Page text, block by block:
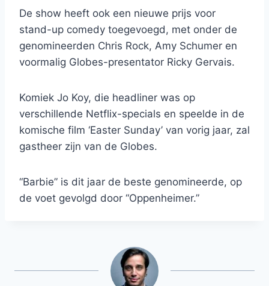
De show heeft ook een nieuwe prijs voor
stand-up comedy toegevoegd, met onder de
genomineerden Chris Rock, Amy Schumer en
voormalig Globes-presentator Ricky Gervais.
Komiek Jo Koy, die headliner was op
verschillende Netflix-specials en speelde in de
komische film ‘Easter Sunday’ van vorig jaar, zal
gastheer zijn van de Globes.
“Barbie” is dit jaar de beste genomineerde, op
de voet gevolgd door “Oppenheimer.”